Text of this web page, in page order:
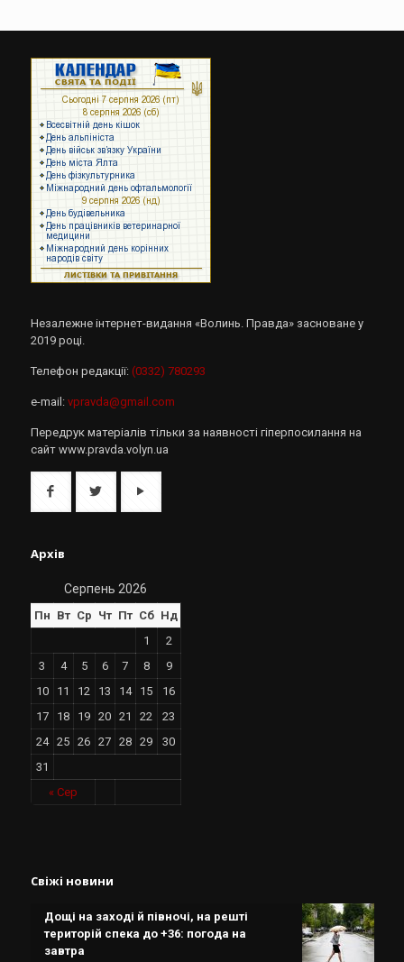
Незалежне інтернет-видання «Волинь. Правда» засноване у
2019 році.
Телефон редакції: (0332) 780293
e-mail: vpravda@gmail.com
Передрук матеріалів тільки за наявності гіперпосилання на
сайт www.pravda.volyn.ua
Архів
Серпень 2026
Пн Вт Ср Чт Пт Сб Нд
« Сер
1
2
3
4 5 6 7 8
9
10
11 12 13 14 15
16
17
18 19 20 21 22
23
24
25 26 27 28 29
30
31
Свіжі новини
Дощі на заході й півночі, на решті
територій спека до +36: погода на
завтра